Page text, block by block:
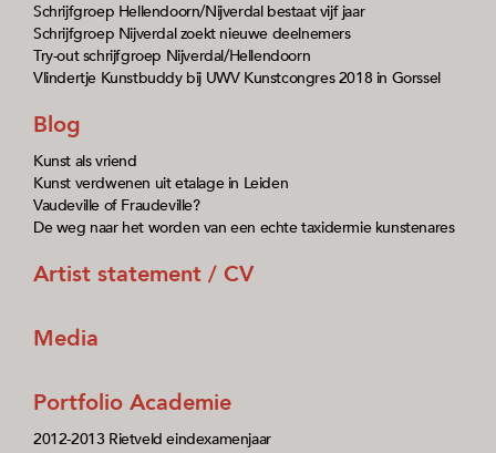
Schrijfgroep Hellendoorn/Nijverdal bestaat vijf jaar
Schrijfgroep Nijverdal zoekt nieuwe deelnemers
Try-out schrijfgroep Nijverdal/Hellendoorn
Vlindertje Kunstbuddy bij UWV Kunstcongres 2018 in Gorssel
Blog
Kunst als vriend
Kunst verdwenen uit etalage in Leiden
Vaudeville of Fraudeville?
De weg naar het worden van een echte taxidermie kunstenares
Artist statement / CV
Media
Portfolio Academie
2012-2013 Rietveld eindexamenjaar